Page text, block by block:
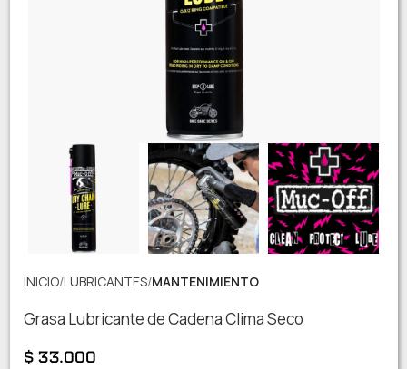
INICIO LUBRICANTES MANTENIMIENTO
Grasa Lubricante de Cadena Clima Seco
$33.000